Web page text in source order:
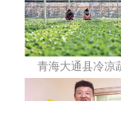
青海大通县冷凉